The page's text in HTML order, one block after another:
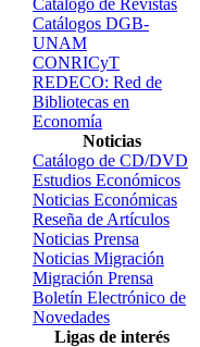
Catálogo de Revistas
Catálogos DGB-
UNAM
CONRICyT
REDECO: Red de
Bibliotecas en
Economía
Noticias
Catálogo de CD/DVD
Estudios Económicos
Noticias Económicas
Reseña de Artículos
Noticias Prensa
Noticias Migración
Migración Prensa
Boletín Electrónico de
Novedades
Ligas de interés